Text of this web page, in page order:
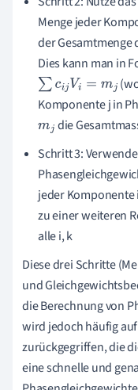
Menge jeder
der Gesamtmenge
Dies kann man in
∑cijVi=mj
Komponente j in
mj die
Schritt 3:
jeder Komponente
zu einer weiteren
alle i, k
Diese drei Schritte
und
die Berechnung von
wird jedoch häufig
zurückgegriffen, die
eine schnelle und